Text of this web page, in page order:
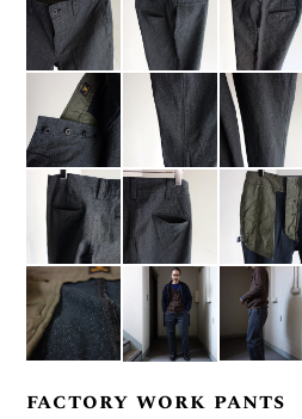
factory work pants